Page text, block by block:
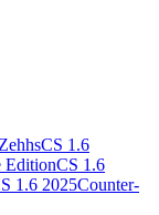
CS 1.6
EditionCS 1.6
1.6 2025Counter-